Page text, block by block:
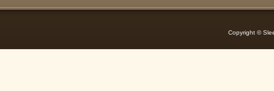
Copyright ©